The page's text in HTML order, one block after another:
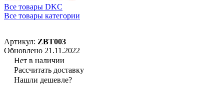
Все товары DKC
Все товары категории
Артикул: ZBT003
Обновлено 21.11.2022
Нет в наличии
Рассчитать доставку
Нашли дешевле?